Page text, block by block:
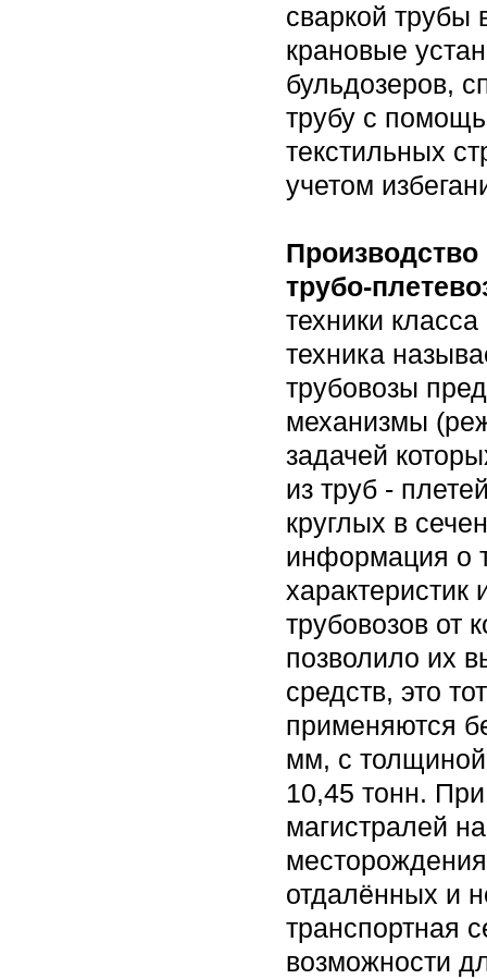
сваркой трубы
крановые
бульдозеров,
трубу с
текстильных
учетом
трубо-
техники
техника
трубовозы
механизмы
задачей
из труб -
круглых в
информация о
трубовозов от
позволило их
средств, это
применяются
мм, с
10,45 тонн.
магистралей
отдалённых и
транспортная
возможности